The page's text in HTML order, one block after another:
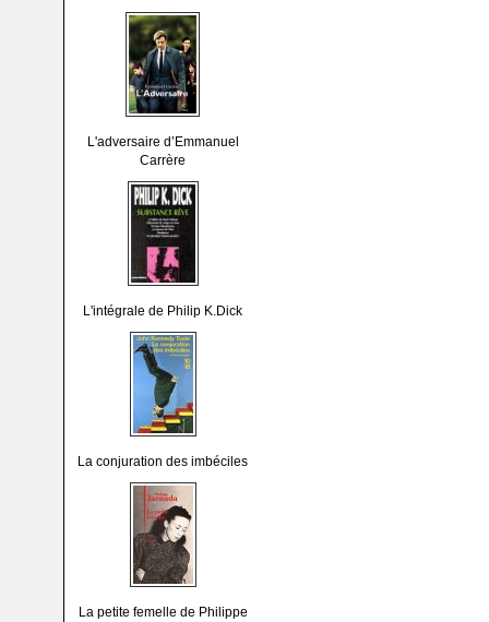
L'adversaire d’Emmanuel
Carrère
L'intégrale de Philip K.Dick
La conjuration des imbéciles
La petite femelle de Philippe